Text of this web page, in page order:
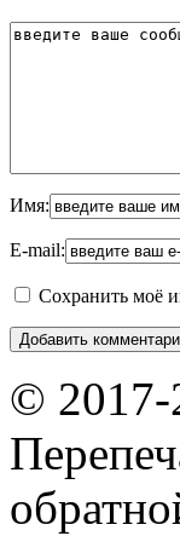
Имя:
E-mail:
Сохранить моё
© 2017-